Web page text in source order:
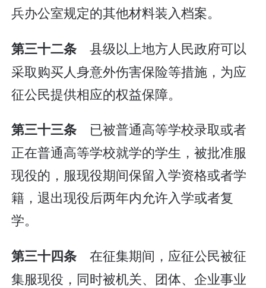
兵办公室规定的其他材料装入档案。
第三十二条 县级以上地方人民政府可以
采取购买人身意外伤害保险等措施，为应
征公民提供相应的权益保障。
第三十三条 已被普通高等学校录取或者
正在普通高等学校就学的学生，被批准服
现役的，服现役期间保留入学资格或者学
籍，退出现役后两年内允许入学或者复
学。
第三十四条 在征集期间，应征公民被征
集服现役，同时被机关、团体、企业事业